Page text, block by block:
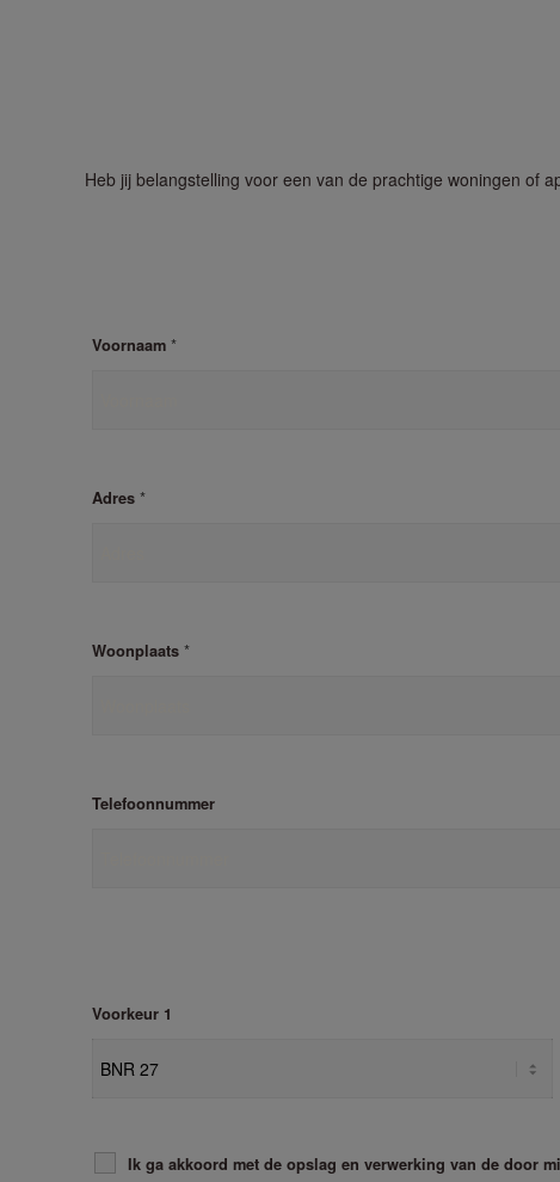
Heb jij belangstelling voor een van de prachtige woningen of
Voornaam *
Adres *
Woonplaats *
Telefoonnummer
Voorkeur 1
Ik ga akkoord met de opslag en verwerking van de door